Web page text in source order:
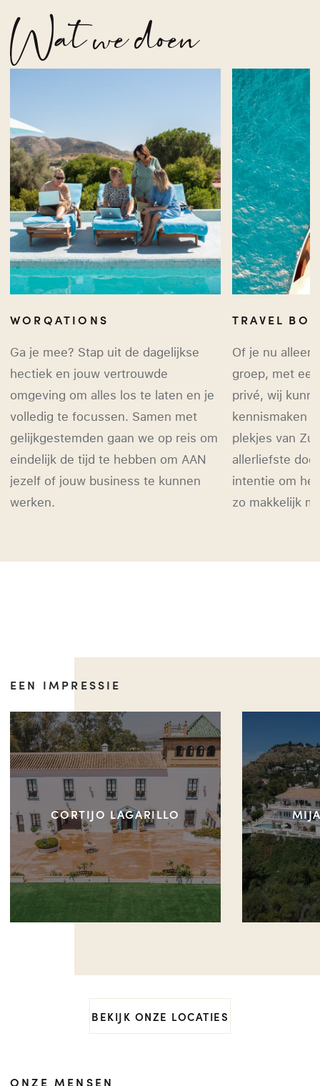
Wat we doen
WORQATIONS
Ga je mee? Stap uit de dagelijkse
hectiek en jouw vertrouwde
omgeving om alles los te laten en je
volledig te focussen. Samen met
gelijkgestemden gaan we op reis om
eindelijk de tijd te hebben om AAN
jezelf of jouw business te kunnen
werken.
TRAVEL
Of je nu
groep, met
privé, wij
kennismaken
plekjes van
allerliefste
intentie om
zo makkelijk
EEN IMPRESSIE
CORTIJO LAGARILLO
BEKIJK ONZE LOCATIES
ONZE MENSEN